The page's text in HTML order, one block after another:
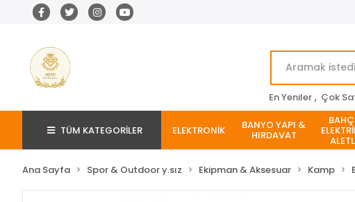
En Yeniler , Çok
TÜM KATEGORİLER ELEKTRONİK BANYO YAPI &
HIRDAVAT
Ana Sayfa Spor & Outdoor y.sız Ekipman & Aksesuar Kamp